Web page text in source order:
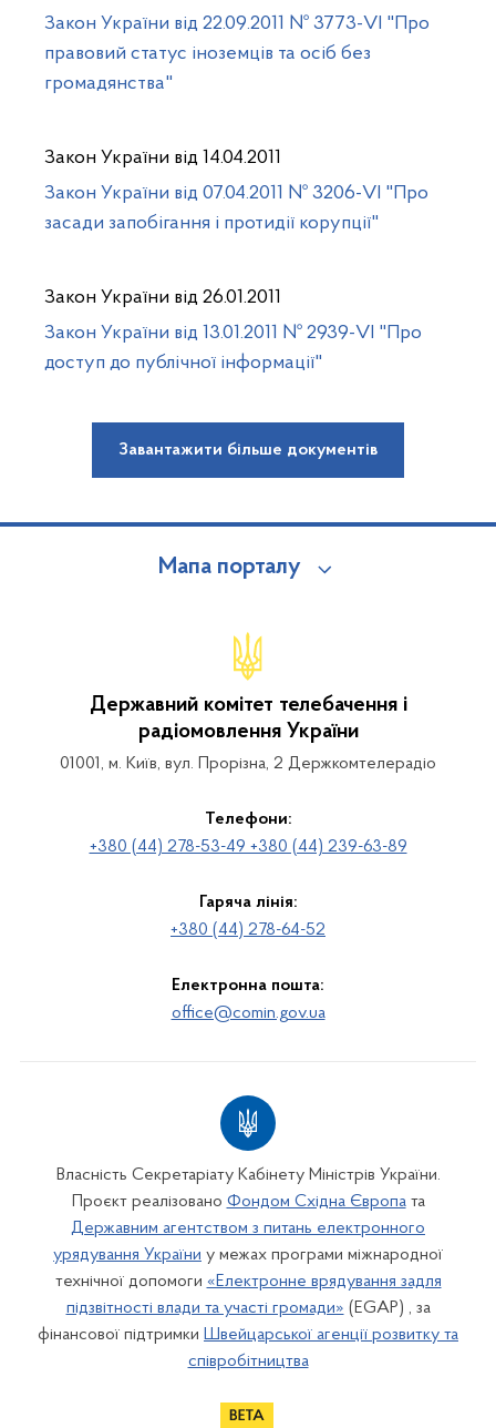
Закон України від 22.09.2011 № 3773-VI "Про
правовий статус іноземців та осіб без
громадянства"
Закон України від 14.04.2011
Закон України від 07.04.2011 № 3206-VI "Про
засади запобігання і протидії корупції"
Закон України від 26.01.2011
Закон України від 13.01.2011 № 2939-VI "Про
доступ до публічної інформації"
Завантажити більше документів
Мапа порталу
Державний комітет телебачення і
радіомовлення України
01001, м. Київ, вул. Прорізна, 2 Держкомтелерадіо
Телефони:
+380 (44) 278-53-49 +380 (44) 239-63-89
Гаряча лінія:
+380 (44) 278-64-52
Електронна пошта:
office@comin.gov.ua
Власність Секретаріату Кабінету Міністрів України.
Проєкт реалізовано Фондом Східна Європата
Державним агентством з питань електронного
урядування України у межах програми міжнародної
технічної допомоги «Електронне врядування задля
підзвітності влади та участі громади» (EGAP) , за
фінансової підтримки Швейцарської агенції розвитку та
співробітництва